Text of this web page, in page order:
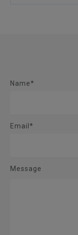
Name*
Email*
Message